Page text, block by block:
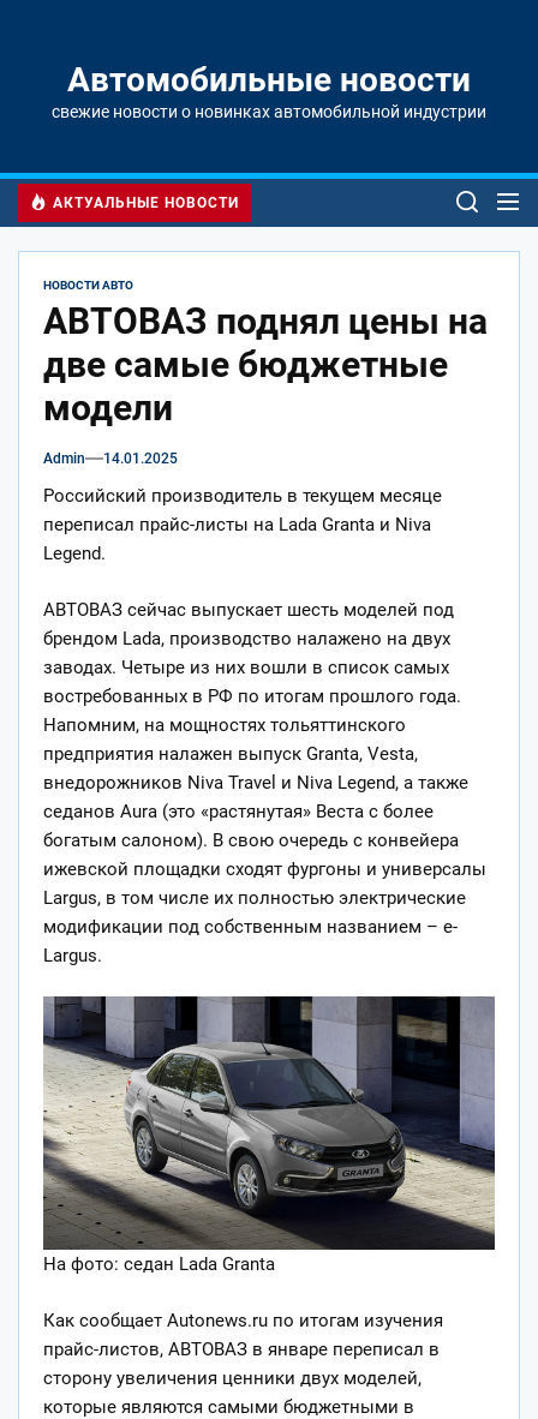
содержимомуАвтомобильные новости
свежие новости о новинках автомобильной индустрии
АКТУАЛЬНЫЕ НОВОСТИ
НОВОСТИ АВТО
АВТОВАЗ поднял цены на
две самые бюджетные
модели
Admin 14.01.2025
Российский производитель в текущем месяце
переписал прайс-листы на Lada Granta и Niva
Legend.
АВТОВАЗ сейчас выпускает шесть моделей под
брендом Lada, производство налажено на двух
заводах. Четыре из них вошли в список самых
востребованных в РФ по итогам прошлого года.
Напомним, на мощностях тольяттинского
предприятия налажен выпуск Granta, Vesta,
внедорожников Niva Travel и Niva Legend, а также
седанов Aura (это «растянутая» Веста с более
богатым салоном). В свою очередь с конвейера
ижевской площадки сходят фургоны и универсалы
Largus, в том числе их полностью электрические
модификации под собственным названием – e-
Largus.
На фото: седан Lada Granta
Как сообщает Autonews.ru по итогам изучения
прайс-листов, АВТОВАЗ в январе переписал в
сторону увеличения ценники двух моделей,
которые являются самыми бюджетными в